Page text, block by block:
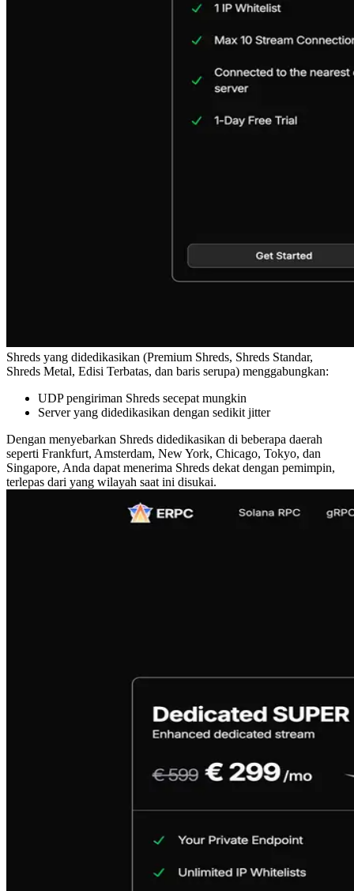
Shreds yang didedikasikan (Premium Shreds, Shreds Standar,
Shreds Metal, Edisi Terbatas, dan baris serupa) menggabungkan:
UDP pengiriman Shreds secepat mungkin
Server yang didedikasikan dengan sedikit jitter
Dengan menyebarkan Shreds didedikasikan di beberapa daerah
seperti Frankfurt, Amsterdam, New York, Chicago, Tokyo, dan
Singapore, Anda dapat menerima Shreds dekat dengan pemimpin,
terlepas dari yang wilayah saat ini disukai.